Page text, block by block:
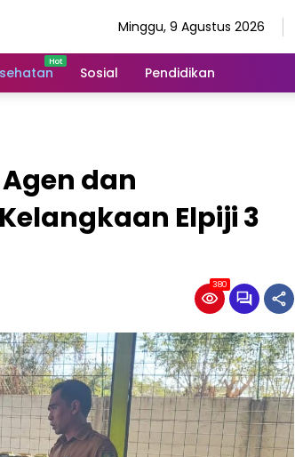
Minggu, 9 Agustus 2026
Sosial Pendidikan
dan
Elpiji 3
380